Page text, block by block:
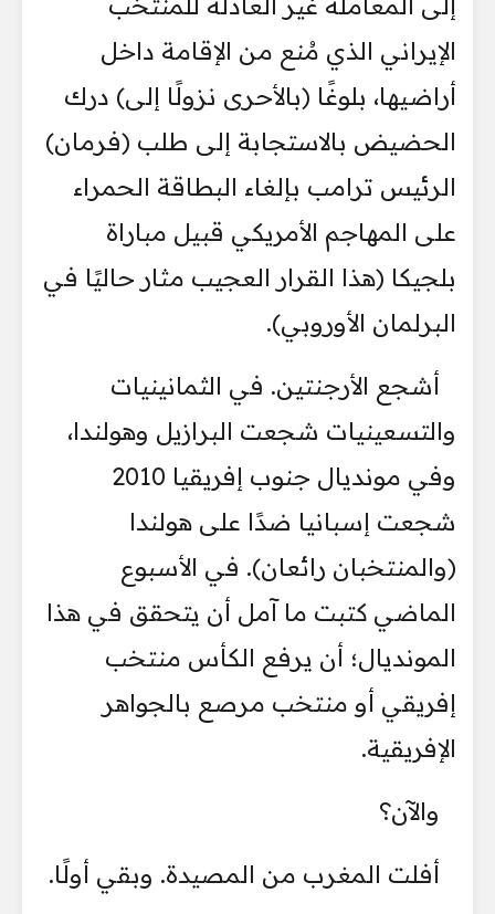
الإيراني الذي مُنع من الإقامة داخل
أراضيها، بلوغًا (بالأحرى نزولًا إلى) درك
الحضيض بالاستجابة إلى طلب (فرمان)
الرئيس ترامب بإلغاء البطاقة الحمراء
على المهاجم الأمريكي قبيل مباراة
بلجيكا (هذا القرار العجيب مثار حاليًا في
البرلمان الأوروبي).
أشجع الأرجنتين. في الثمانينيات
والتسعينيات شجعت البرازيل وهولندا،
وفي مونديال جنوب إفريقيا 2010
شجعت إسبانيا ضدًا على هولندا
(والمنتخبان رائعان). في الأسبوع
الماضي كتبت ما آمل أن يتحقق في هذا
المونديال؛ أن يرفع الكأس منتخب
إفريقي أو منتخب مرصع بالجواهر
الإفريقية.
والآن؟
أفلت المغرب من المصيدة. وبقي أولًا.